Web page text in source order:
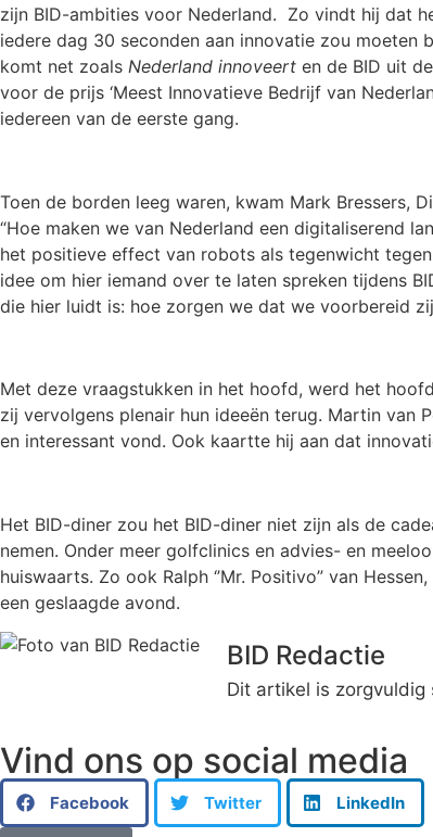
zijn BID-ambities voor Nederland. Zo vindt hij dat
iedere dag 30 seconden aan innovatie zou moeten
komt net zoals Nederland innoveert en de BID uit
voor de prijs ‘Meest Innovatieve Bedrijf van
iedereen van de eerste gang.
Toen de borden leeg waren, kwam Mark Bressers,
“Hoe maken we van Nederland een digitaliserend
het positieve effect van robots als tegenwicht
idee om hier iemand over te laten spreken tijdens
die hier luidt is: hoe zorgen we dat we voorbereid
Met deze vraagstukken in het hoofd, werd het
zij vervolgens plenair hun ideeën terug. Martin van
en interessant vond. Ook kaartte hij aan dat
Het BID-diner zou het BID-diner niet zijn als de
nemen. Onder meer golfclinics en advies- en
huiswaarts. Zo ook Ralph ‘’Mr. Positivo” van
een geslaagde avond.
BID Redactie
Dit artikel is
Vind ons op social media
Facebook Twitter LinkedIn